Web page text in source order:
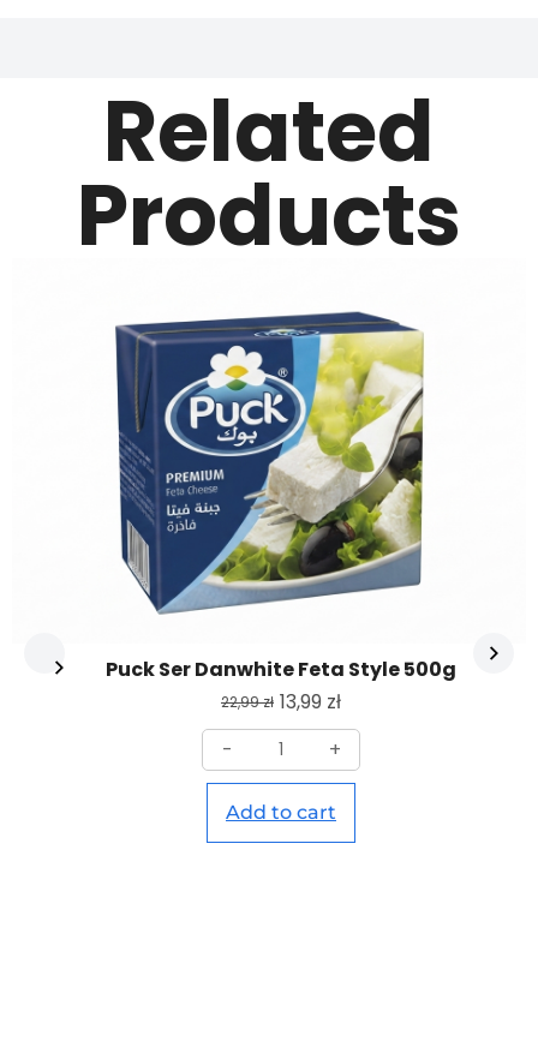
Related
Products
Puck Ser Danwhite Feta Style 500g
22,99zł 13,99 zł
-
+
Add to cart